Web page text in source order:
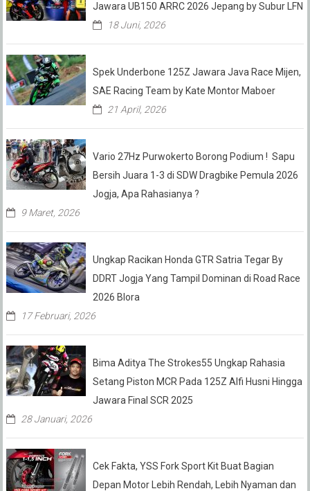
Jawara UB150 ARRC 2026 Jepang by Subur LFN
18 Juni, 2026
Spek Underbone 125Z Jawara Java Race Mijen,
SAE Racing Team by Kate Montor Maboer
21 April, 2026
Vario 27Hz Purwokerto Borong Podium ! Sapu
Bersih Juara 1-3 di SDW Dragbike Pemula 2026
Jogja, Apa Rahasianya ?
9 Maret, 2026
Ungkap Racikan Honda GTR Satria Tegar By
DDRT Jogja Yang Tampil Dominan di Road Race
2026 Blora
17 Februari, 2026
Bima Aditya The Strokes55 Ungkap Rahasia
Setang Piston MCR Pada 125Z Alfi Husni Hingga
Jawara Final SCR 2025
28 Januari, 2026
Cek Fakta, YSS Fork Sport Kit Buat Bagian
Depan Motor Lebih Rendah, Lebih Nyaman dan